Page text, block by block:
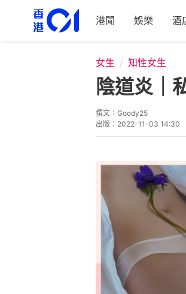
港聞 娛樂 酒
女生 知性女生
陰道炎｜
撰文： Goody25
出版： 2022-11-03 14:30